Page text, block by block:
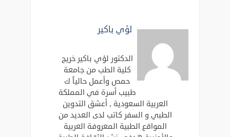
لؤي باكير
الدكتور لؤي باكير خريج
كلية الطب من جامعة
حمص وأعمل حالياً ك
طبيب أسرة في المملكة
العربية السعودية , أعشق التدوين
الطبي و السفر كاتب لدى العديد من
المواقع الطبية المعروفة العربية